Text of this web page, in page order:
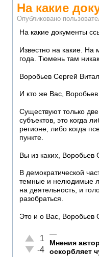
На какие
Опубликовано
На какие документы
Известно на какие.
года. Тюмень там
Воробьев Сергей
И кто же Вас,
Существуют только
субъектов, это когда
регионе, либо когда
пункте.
Вы из каких, Воробьев
В демократической
темные и нелюдимые
на деятельность, и
разобраться.
Это и о Вас, Воробьев
Отлично!
1
Неадекватно!
-4
—
Мнения
оскорбляет